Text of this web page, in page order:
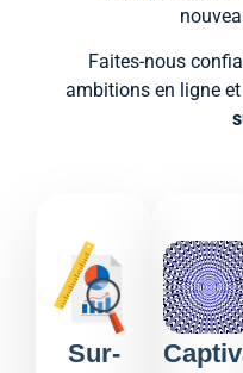
Faites-nous
ambitions en ligne et
Sur-